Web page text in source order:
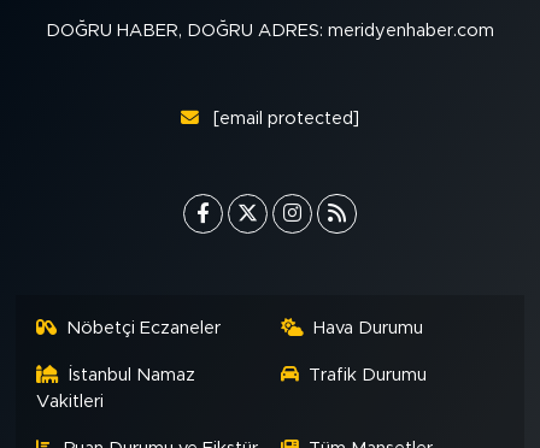
DOĞRU HABER, DOĞRU ADRES: meridyenhaber.com
[email protected]
Nöbetçi Eczaneler Hava Durumu
İstanbul Namaz
Vakitleri
Trafik Durumu